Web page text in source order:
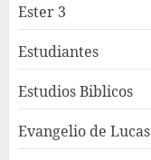
Ester 3
Estudiantes
Estudios Biblicos
Evangelio de Lucas